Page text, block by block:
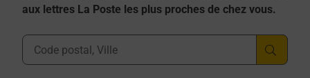
aux lettres La Poste les plus proches de chez vous.
Ville, Département, Code Postal